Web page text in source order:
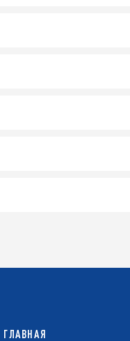
ГЛАВНАЯ